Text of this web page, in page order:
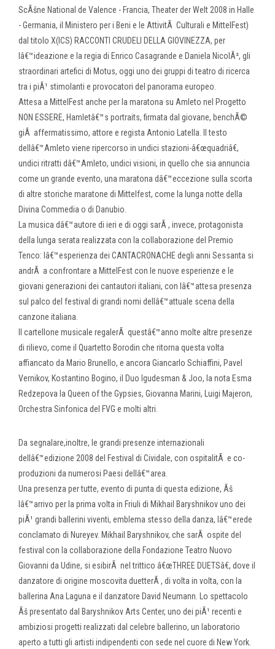
ScÃšne National de Valence - Francia, Theater der Welt 2008 in Halle
- Germania, il Ministero per i Beni e le AttivitÃ Culturali e MittelFest)
dal titolo X(ICS) RACCONTI CRUDELI DELLA GIOVINEZZA, per
lâ€™ideazione e la regia di Enrico Casagrande e Daniela NicolÃ², gli
straordinari artefici di Motus, oggi uno dei gruppi di teatro di ricerca
tra i piÃ¹ stimolanti e provocatori del panorama europeo.
Attesa a MittelFest anche per la maratona su Amleto nel Progetto
NON ESSERE, Hamletâ€™s portraits, firmata dal giovane, benchÃ©
giÃ affermatissimo, attore e regista Antonio Latella. Il testo
dellâ€™Amleto viene ripercorso in undici stazioni-â€œquadriâ€,
undici ritratti dâ€™Amleto, undici visioni, in quello che sia annuncia
come un grande evento, una maratona dâ€™eccezione sulla scorta
di altre storiche maratone di Mittelfest, come la lunga notte della
Divina Commedia o di Danubio.
La musica dâ€™autore di ieri e di oggi sarÃ , invece, protagonista
della lunga serata realizzata con la collaborazione del Premio
Tenco: lâ€™esperienza dei CANTACRONACHE degli anni Sessanta si
andrÃ a confrontare a MittelFest con le nuove esperienze e le
giovani generazioni dei cantautori italiani, con lâ€™attesa presenza
sul palco del festival di grandi nomi dellâ€™attuale scena della
canzone italiana.
Il cartellone musicale regalerÃ questâ€™anno molte altre presenze
di rilievo, come il Quartetto Borodin che ritorna questa volta
affiancato da Mario Brunello, e ancora Giancarlo Schiaffini, Pavel
Vernikov, Kostantino Bogino, il Duo Igudesman & Joo, la nota Esma
Redzepova la Queen of the Gypsies, Giovanna Marini, Luigi Majeron,
Orchestra Sinfonica del FVG e molti altri.
Da segnalare,inoltre, le grandi presenze internazionali
dellâ€™edizione 2008 del Festival di Cividale, con ospitalitÃ e co-
produzioni da numerosi Paesi dellâ€™area.
Una presenza per tutte, evento di punta di questa edizione, Ãš
lâ€™arrivo per la prima volta in Friuli di Mikhail Baryshnikov uno dei
piÃ¹ grandi ballerini viventi, emblema stesso della danza, lâ€™erede
conclamato di Nureyev. Mikhail Baryshnikov, che sarÃ ospite del
festival con la collaborazione della Fondazione Teatro Nuovo
Giovanni da Udine, si esibirÃ nel trittico â€œTHREE DUETSâ€, dove il
danzatore di origine moscovita duetterÃ , di volta in volta, con la
ballerina Ana Laguna e il danzatore David Neumann. Lo spettacolo
Ãš presentato dal Baryshnikov Arts Center, uno dei piÃ¹ recenti e
ambiziosi progetti realizzati dal celebre ballerino, un laboratorio
aperto a tutti gli artisti indipendenti con sede nel cuore di New York.